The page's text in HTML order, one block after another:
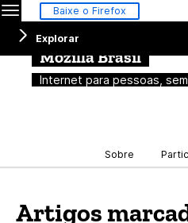
MenuBaixe o Firefox
Mozilla Brasil
Internet para pessoas,
Explorar
Sobre
Artigos